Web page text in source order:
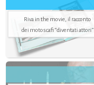
Riva in the movie, il racconto
dei motoscafi “diventati attori”